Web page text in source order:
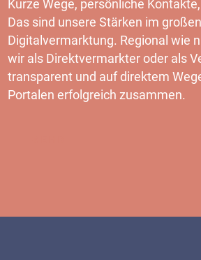
Kurze Wege, persönliche
Das sind unsere Stärken im
Digitalvermarktung. Regional wie
wir als Direktvermarkter oder als
transparent und auf direktem
Portalen erfolgreich zusammen.